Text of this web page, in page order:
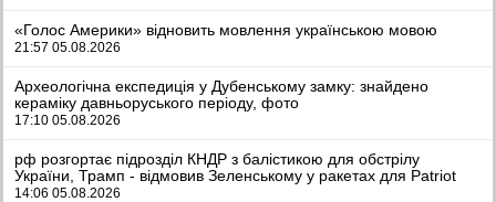
«Голос Америки» відновить мовлення українською мовою
21:57 05.08.2026
Археологічна експедиція у Дубенському замку: знайдено
кераміку давньоруського періоду, фото
17:10 05.08.2026
рф розгортає підрозділ КНДР з балістикою для обстрілу
України, Трамп - відмовив Зеленському у ракетах для Patriot
14:06 05.08.2026